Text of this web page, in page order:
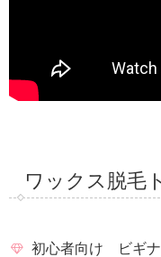
ワックス脱毛
初心者向け ビギ